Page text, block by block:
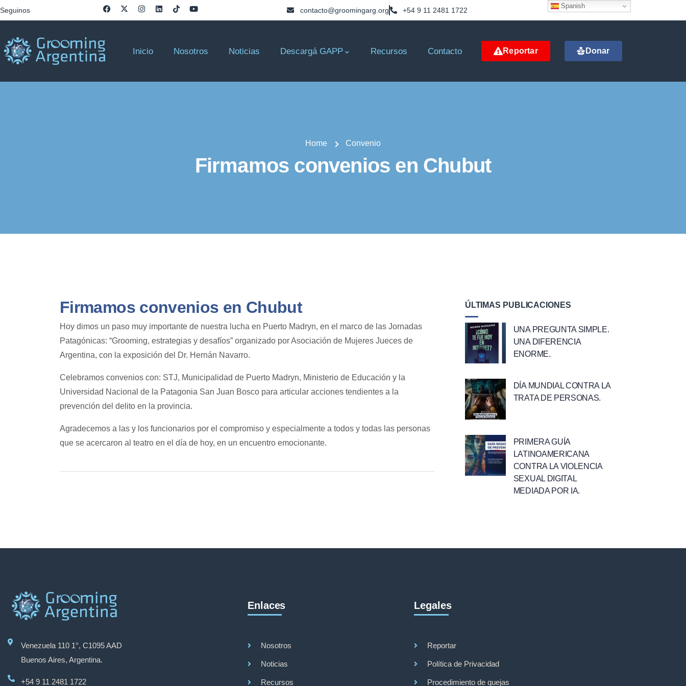
Seguinos contacto@groomingarg.org +54 9 11 2481 1722
Inicio Nosotros Noticias Descargá GAPP Recursos Contacto Reportar Donar
Home Convenio
Firmamos convenios en Chubut
Firmamos convenios en Chubut
Hoy dimos un paso muy importante de nuestra lucha en Puerto Madryn, en el marco de las Jornadas
Patagónicas: “Grooming, estrategias y desafíos” organizado por Asociación de Mujeres Jueces de
Argentina, con la exposición del Dr. Hernán Navarro.
Celebramos convenios con: STJ, Municipalidad de Puerto Madryn, Ministerio de Educación y la
Universidad Nacional de la Patagonia San Juan Bosco para articular acciones tendientes a la
prevención del delito en la provincia.
Agradecemos a las y los funcionarios por el compromiso y especialmente a todos y todas las personas
que se acercaron al teatro en el día de hoy, en un encuentro emocionante.
ÚLTIMAS PUBLICACIONES
UNA PREGUNTA SIMPLE.
UNA DIFERENCIA
ENORME.
DÍA MUNDIAL CONTRA LA
TRATA DE PERSONAS.
PRIMERA GUÍA
LATINOAMERICANA
CONTRA LA VIOLENCIA
SEXUAL DIGITAL
MEDIADA POR IA.
Venezuela 110 1°, C1095 AAD
Buenos Aires, Argentina.
+54 9 11 2481 1722
Enlaces
Nosotros
Noticias
Recursos
Legales
Reportar
Política de Privacidad
Procedimiento de quejas
Spanish